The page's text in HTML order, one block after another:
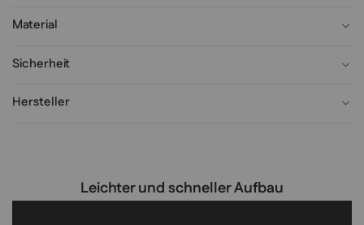
Material
Sicherheit
Hersteller
Leichter und schneller Aufbau